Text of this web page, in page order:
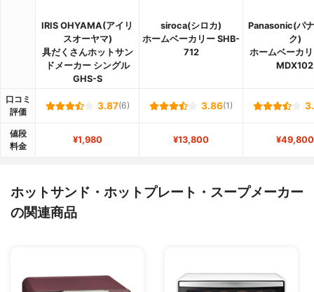
IRIS OHYAMA(アイリ
スオーヤマ)
具だくさんホットサン
ドメーカー シングル
GHS-S
siroca(シロカ)
ホームベーカリー SHB-
712
Panasonic(パ
ク)
ホームベーカ
MDX102
口コミ
評価
3.87(6) 3.86(1)
値段
料金
¥1,980 ¥13,800 ¥49,800
ホットサンド・ホットプレート・スープメーカー
の関連商品